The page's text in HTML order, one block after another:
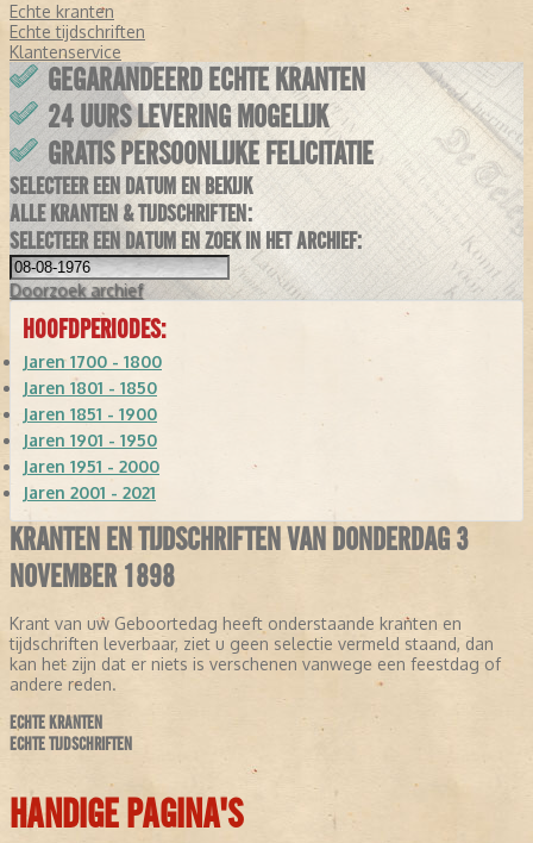
Echte kranten
Echte tijdschriften
Klantenservice
GEGARANDEERD ECHTE KRANTEN
24 UURS LEVERING MOGELIJK
GRATIS PERSOONLIJKE FELICITATIE
SELECTEER EEN DATUM EN BEKIJK
ALLE KRANTEN & TIJDSCHRIFTEN:
SELECTEER EEN DATUM EN ZOEK IN HET ARCHIEF:
Doorzoek archief
HOOFDPERIODES:
Jaren 1700 - 1800
Jaren 1801 - 1850
Jaren 1851 - 1900
Jaren 1901 - 1950
Jaren 1951 - 2000
Jaren 2001 - 2021
KRANTEN EN TIJDSCHRIFTEN VAN DONDERDAG 3
NOVEMBER 1898
Krant van uw Geboortedag heeft onderstaande kranten en
tijdschriften leverbaar, ziet u geen selectie vermeld staand, dan
kan het zijn dat er niets is verschenen vanwege een feestdag of
andere reden.
ECHTE KRANTEN
ECHTE TIJDSCHRIFTEN
HANDIGE PAGINA'S